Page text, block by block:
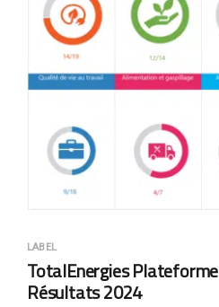
LABEL
TotalEnergies
Résultats 2024